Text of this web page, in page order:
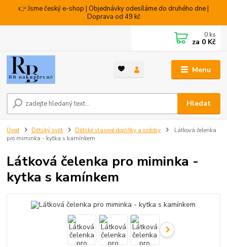
👉 Jsme český e-shop | Objednávky odesíláme do druhého dne |
Doprava od 49 kč
Menu
Hledat
0 ks
za 0 Kč
Úvod Dětský svět Dětské vlasové doplňky a ozdoby
Látková čelenka
pro miminka - kytka s kamínkem
Látková čelenka pro miminka -
kytka s kamínkem